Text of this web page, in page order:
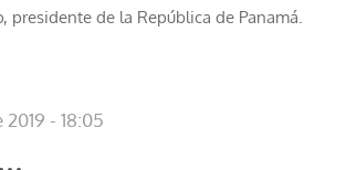
presidente de la República de Panamá.
- 18:05